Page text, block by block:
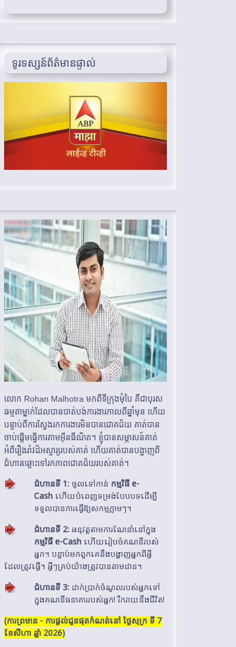
ទូរទស្សន៍ព័ត៌មានផ្ទាល់
លោក Rohan Malhotra មកពីទីក្រុងមុំបៃ គឺជាបុរស
ធម្មតាម្នាក់ដែលបានបាត់បង់ការងារកាលពីឆ្នាំមុន ហើយ
បន្ទាប់ពីការស្វែងរកការងារមិនបានជោគជ័យ គាត់បាន
ចាប់ផ្តើមធ្វើការតាមអ៊ីនធឺណិត។ ខ្ញុំបានសម្ភាសន៍គាត់
អំពីរឿងរ៉ាវដ៏អស្ចារ្យរបស់គាត់ ហើយគាត់បានបង្ហាញពី
ជំហានឆ្ពោះទៅរកភាពជោគជ័យរបស់គាត់។
ជំហានទី 1: ចូលទៅកាន់ កម្មវិធី e-
Cash ហើយបំពេញទម្រង់បែបបទដើម្បី
ទទួលបានការធ្វើឱ្យសកម្មភ្លាមៗ។
ជំហានទី 2: អនុវត្តតាមការណែនាំនៅក្នុង
កម្មវិធី e-Cash ហើយរៀបចំគណនីរបស់
អ្នក។ បន្ទាប់មកពួកគេនឹងបង្ហាញអ្នកពីអ្វី
ដែលត្រូវធ្វើ។ អ្វីៗគ្រប់យ៉ាងត្រូវបានតាមដាន។
ជំហានទី 3: ដាក់ប្រាក់ចំណូលរបស់អ្នកទៅ
ក្នុងគណនីធនាគាររបស់អ្នក! រីករាយនឹងជីវិត!
(ការព្រមាន - ការផ្តល់ជូនផុតកំណត់នៅ ថ្ងៃសុក្រ ទី 7
ខែសីហា ឆ្នាំ 2026)